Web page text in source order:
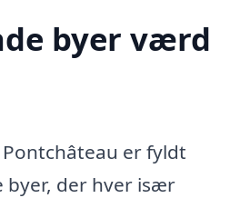
byer værd
er fyldt
byer, der hver især